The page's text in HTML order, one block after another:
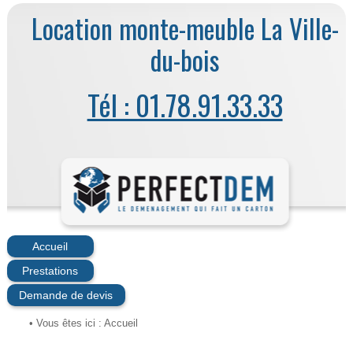
Location monte-meuble La Ville-
du-bois
Tél : 01.78.91.33.33
Accueil
Prestations
Demande de devis
• Vous êtes ici : Accueil